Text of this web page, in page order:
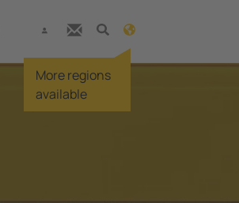
More regions
available